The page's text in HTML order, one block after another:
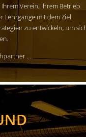
Verein, Ihrem Betrieb
Lehrgänge mit dem Ziel
zu entwickeln, um
...